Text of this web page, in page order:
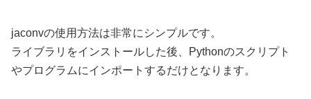
jaconvの使用方法は非常にシンプルです。
ライブラリをインストールした後、Pythonのスクリプト
やプログラムにインポートするだけとなります。